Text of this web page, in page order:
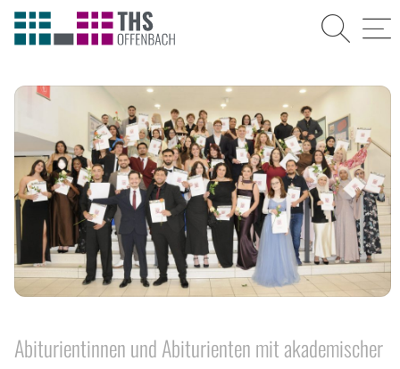
Abiturientinnen und Abiturienten mit akademischer